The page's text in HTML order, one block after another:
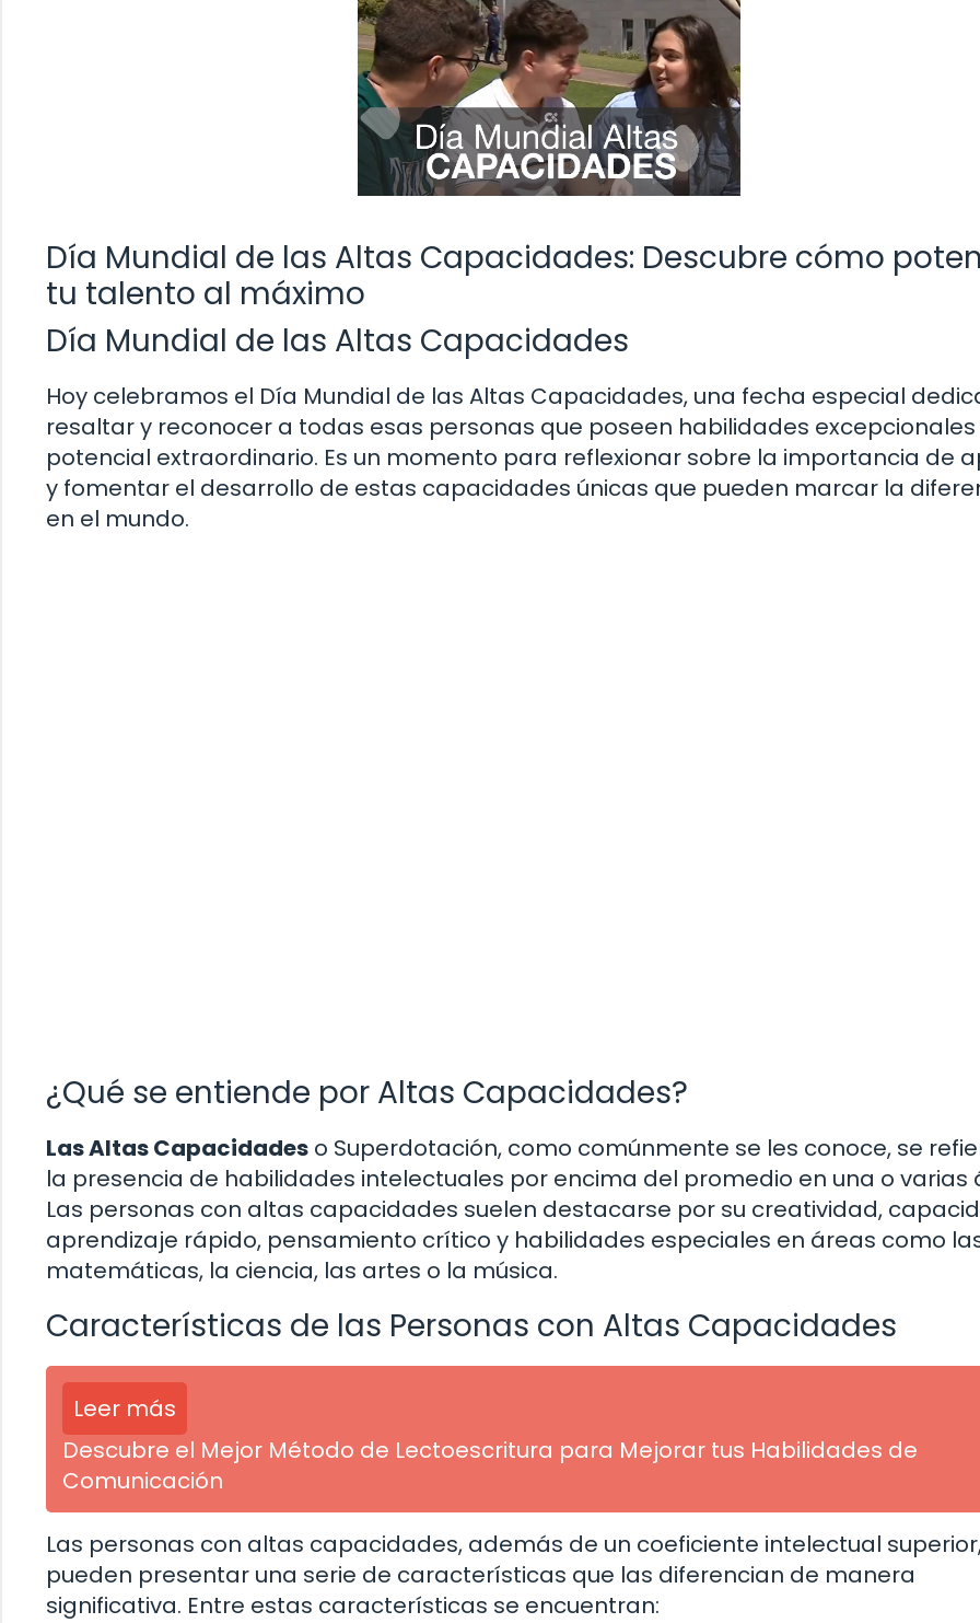
Día Mundial de las Altas Capacidades: Descubre cómo
tu talento al máximo
Día Mundial de las Altas Capacidades
Hoy celebramos el Día Mundial de las Altas Capacidades, una fecha especial
resaltar y reconocer a todas esas personas que poseen habilidades excepcionales
potencial extraordinario. Es un momento para reflexionar sobre la importancia de
y fomentar el desarrollo de estas capacidades únicas que pueden marcar la
en el mundo.
¿Qué se entiende por Altas Capacidades?
Las Altas Capacidades o Superdotación, como comúnmente se les conoce, se
la presencia de habilidades intelectuales por encima del promedio en una o varias
Las personas con altas capacidades suelen destacarse por su creatividad,
aprendizaje rápido, pensamiento crítico y habilidades especiales en áreas como
matemáticas, la ciencia, las artes o la música.
Características de las Personas con Altas Capacidades
Leer más
Descubre el Mejor Método de Lectoescritura para Mejorar tus Habilidades de
Comunicación
Las personas con altas capacidades, además de un coeficiente intelectual
pueden presentar una serie de características que las diferencian de manera
significativa. Entre estas características se encuentran: